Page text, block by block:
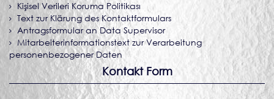
Kişisel Verileri Koruma Politikası
Text zur Klärung des Kontaktformulars
Antragsformular an Data Supervisor
Mitarbeiterinformationstext zur Verarbeitung
personenbezogener Daten
Kontakt Form